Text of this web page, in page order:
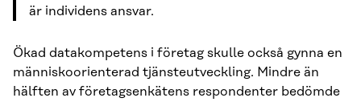
är individens ansvar.
Ökad datakompetens i företag skulle också gynna en
människoorienterad tjänsteutveckling. Mindre än
hälften av företagsenkätens respondenter bedömde